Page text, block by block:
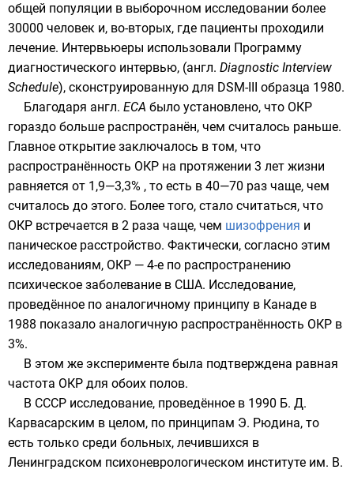
общей популяции в выборочном исследовании более
30000 человек и, во-вторых, где пациенты проходили
лечение. Интервьюеры использовали Программу
диагностического интервью, (англ. Diagnostic Interview
Schedule), сконструированную для DSM-III образца 1980.
Благодаря англ. ECA было установлено, что ОКР
гораздо больше распространён, чем считалось раньше.
Главное открытие заключалось в том, что
распространённость ОКР на протяжении 3 лет жизни
равняется от 1,9—3,3% , то есть в 40—70 раз чаще, чем
считалось до этого. Более того, стало считаться, что
ОКР встречается в 2 раза чаще, чем шизофрения и
паническое расстройство. Фактически, согласно этим
исследованиям, ОКР — 4-е по распространению
психическое заболевание в США. Исследование,
проведённое по аналогичному принципу в Канаде в
1988 показало аналогичную распространённость ОКР в
3%.
В этом же эксперименте была подтверждена равная
частота ОКР для обоих полов.
В СССР исследование, проведённое в 1990 Б. Д.
Карвасарским в целом, по принципам Э. Рюдина, то
есть только среди больных, лечившихся в
Ленинградском психоневрологическом институте им. В.